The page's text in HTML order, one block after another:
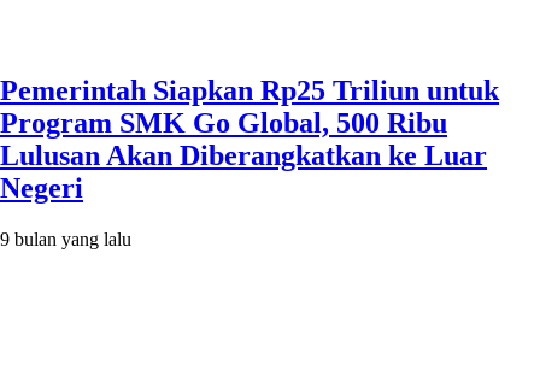
Pemerintah Siapkan Rp25 Triliun untuk
Program SMK Go Global, 500 Ribu
Lulusan Akan Diberangkatkan ke Luar
Negeri
9 bulan yang lalu